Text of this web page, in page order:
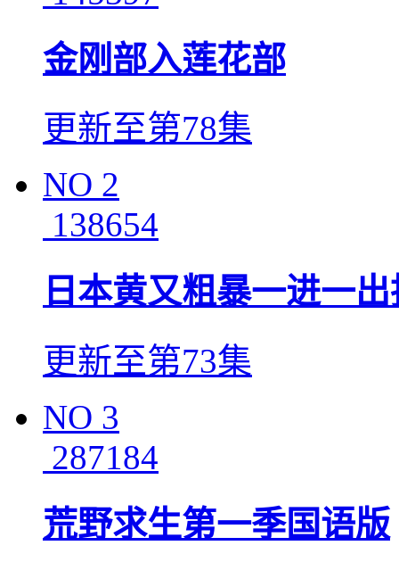
金刚部入莲花部
更新至第78集
NO 2
138654
日本黄又粗暴一进一
更新至第73集
NO 3
287184
荒野求生第一季国语版